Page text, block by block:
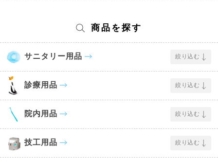
商品を探す
サニタリー用品 絞り込む
診療用品 絞り込む
院内用品 絞り込む
技工用品 絞り込む